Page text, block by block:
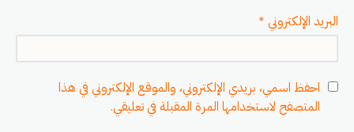
البريد الإلكتروني *
احفظ اسمي، بريدي الإلكتروني، والموقع الإلكتروني في هذا
المتصفح لاستخدامها المرة المقبلة في تعليقي.